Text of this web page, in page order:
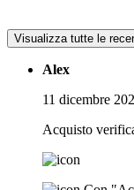
Visualizza tutte le
Alex
11 dicembre
Acquisto